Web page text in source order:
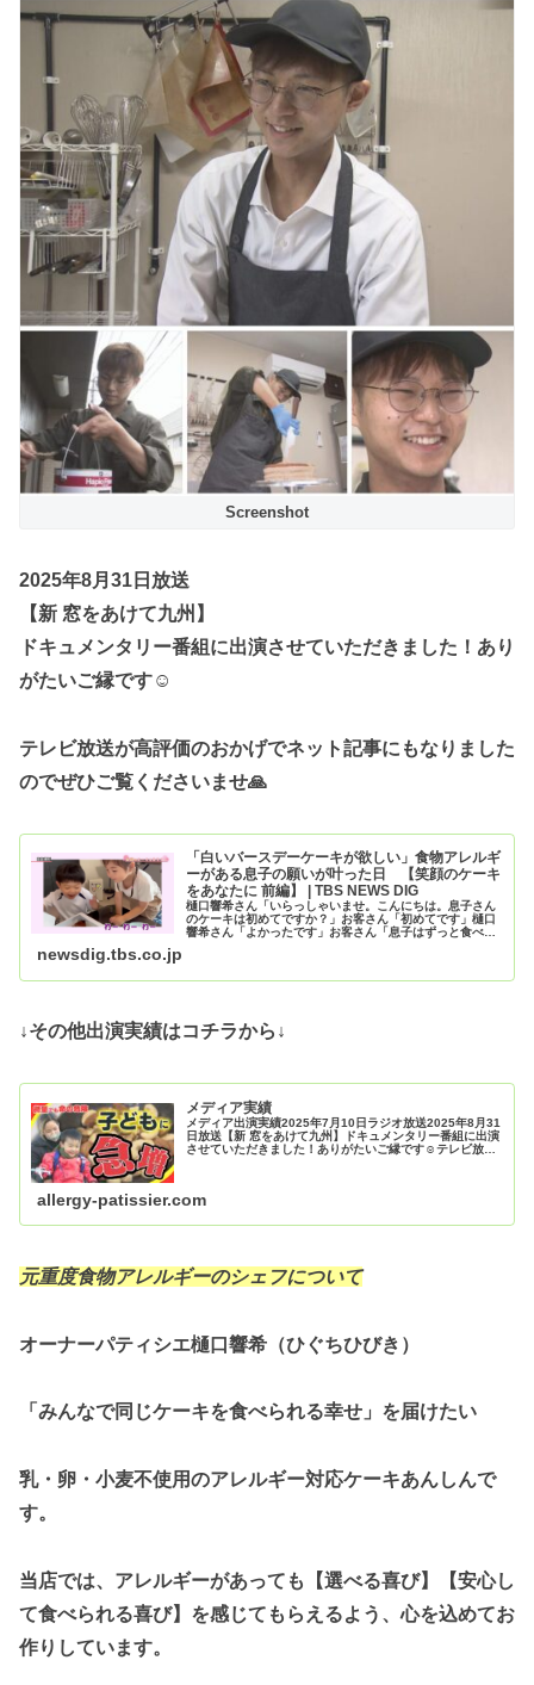
Screenshot
2025年8月31日放送
【新 窓をあけて九州】
ドキュメンタリー番組に出演させていただきました！あり
がたいご縁です☺️
テレビ放送が高評価のおかげでネット記事にもなりました
のでぜひご覧くださいませ🙏
「白いバースデーケーキが欲しい」食物アレルギ
ーがある息子の願いが叶った日 【笑顔のケーキ
をあなたに 前編】 | TBS NEWS DIG
樋口響希さん「いらっしゃいませ。こんにちは。息子さん
のケーキは初めてですか？」お客さん「初めてです」樋口
響希さん「よかったです」お客さん「息子はずっと食べら
newsdig.tbs.co.jp
↓その他出演実績はコチラから↓
メディア実績
メディア出演実績2025年7月10日ラジオ放送2025年8月31
日放送【新 窓をあけて九州】ドキュメンタリー番組に出演
させていただきました！ありがたいご縁です☺️テレビ放送
allergy-patissier.com
元重度食物アレルギーのシェフについて
オーナーパティシエ樋口響希（ひぐちひびき）
「みんなで同じケーキを食べられる幸せ」を届けたい
乳・卵・小麦不使用のアレルギー対応ケーキあんしんで
す。
当店では、アレルギーがあっても【選べる喜び】【安心し
て食べられる喜び】を感じてもらえるよう、心を込めてお
作りしています。